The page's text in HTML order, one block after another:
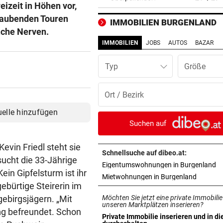
in Höhen vor,
Touren
Nerven.
hinzufügen
Friedl steht sie
die 33-Jährige
Gipfelsturm ist ihr
Steirerin im
„Mit
befreundet. Schon
beeinträchtigter Kinder
TRAGISCHE DETAILS
Barca und Co.! Reaktionen
von Jorge Messi
Budapest lahm
RED BULL SALZBURG vor
Schwere Verletzung trübt
über zweiten Sieg
AUFREGUNG IN OÖ-LIGA vor
War dieser Unterhaus-
wirklich notwendig?
IMMOBILIEN BURGENLAND
IMMOBILIEN JOBS AUTOS BAZAR
Typ
Suchen auf
Schnellsuche auf dibeo.at:
Eigentumswohnungen in Burgenland
Mietwohnungen in Burgenland
Möchten Sie jetzt eine private
unseren Marktplätzen inserieren?
Private Immobilie inserieren und in